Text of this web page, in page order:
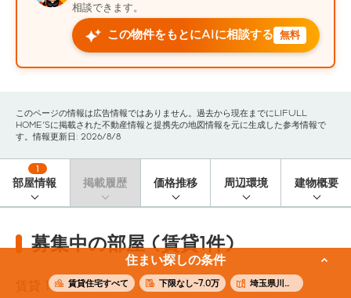
住まい探しの条件
賃貸住宅すべて 下限なし~7.0万 埼玉県川口市
相談できます。
この物件をもとにAIに相談する 無料
このページの情報は広告情報ではありません。過去から現在までにLIFULL
HOME'Sに掲載された不動産情報と提携先の地図情報を元に生成した参考情報で
す。情報更新日: 2026/8/8
部屋情報
1
掲載履歴 価格推移 周辺環境 建物概要
募集中の部屋 (賃貸1件)
1 件